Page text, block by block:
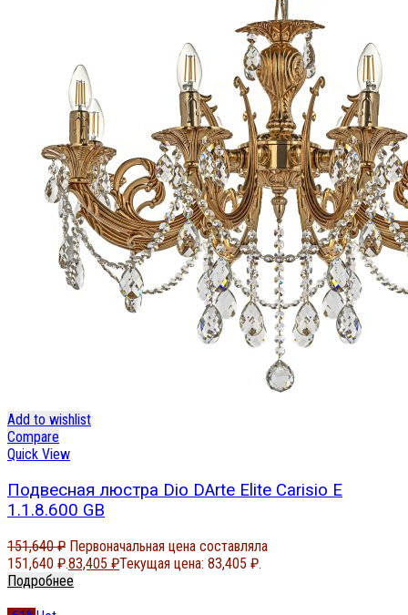
Add to wishlist
Compare
Quick View
Подвесная люстра Dio DArte Elite Carisio E
1.1.8.600 GB
151,640₽ Первоначальная цена составляла
151,640 ₽.83,405 ₽Текущая цена: 83,405 ₽.
Подробнее